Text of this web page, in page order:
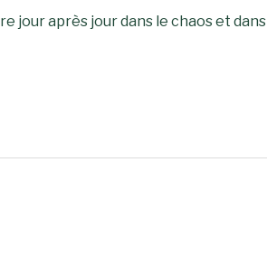
jour après jour dans le chaos et dans